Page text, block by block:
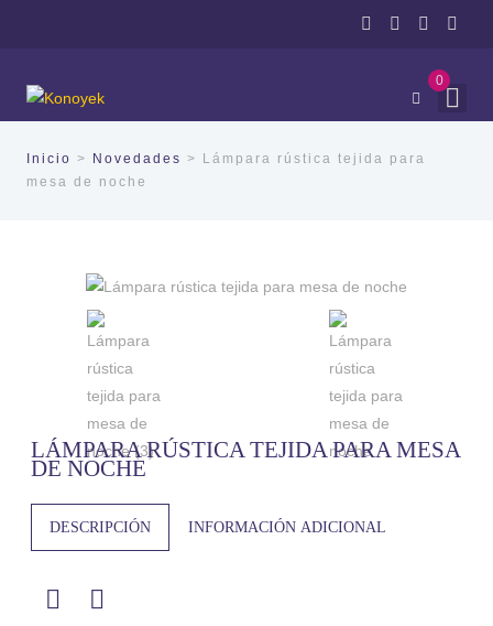
0
Inicio > Novedades > Lámpara rústica tejida para
mesa de noche
LÁMPARA RÚSTICA TEJIDA PARA MESA
DE NOCHE
DESCRIPCIÓN INFORMACIÓN ADICIONAL